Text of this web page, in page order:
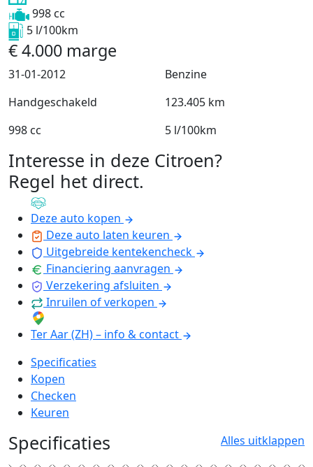
998 cc
5 l/100km
€4.000 marge
31-01-2012
Benzine
Handgeschakeld
123.405 km
998 cc
5 l/100km
Interesse in deze Citroen?
Regel het direct.
Deze auto kopen
Deze auto laten keuren
Uitgebreide kentekencheck
Financiering aanvragen
Verzekering afsluiten
Inruilen of verkopen
Ter Aar (ZH) – info & contact
Specificaties
Kopen
Checken
Keuren
Specificaties Alles uitklappen